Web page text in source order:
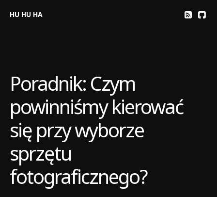
HU HU HA
Poradnik: Czym
powinniśmy kierować
się przy wyborze
sprzętu
fotograficznego?